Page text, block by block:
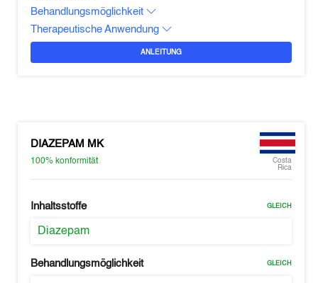
Behandlungsmöglichkeit
Therapeutische Anwendung
ANLEITUNG
DIAZEPAM MK
100% konformität
Costa
Rica
Inhaltsstoffe GLEICH
Diazepam
Behandlungsmöglichkeit GLEICH